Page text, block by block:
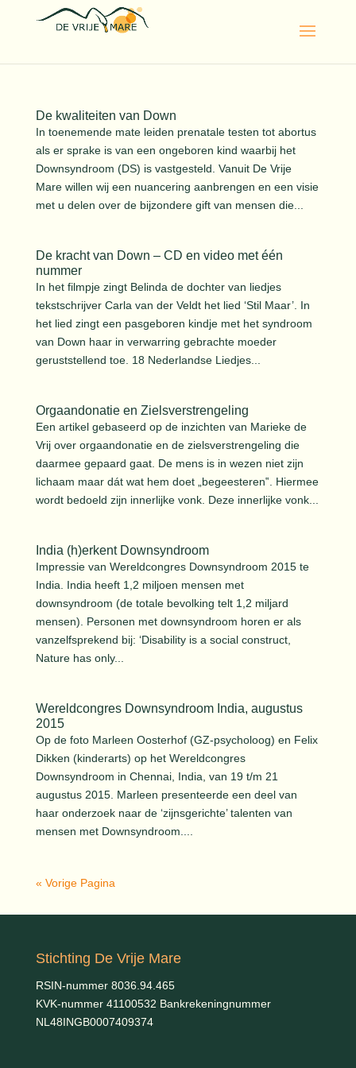
De kwaliteiten van Down
In toenemende mate leiden prenatale testen tot abortus
als er sprake is van een ongeboren kind waarbij het
Downsyndroom (DS) is vastgesteld. Vanuit De Vrije
Mare willen wij een nuancering aanbrengen en een visie
met u delen over de bijzondere gift van mensen die...
De kracht van Down – CD en video met één
nummer
In het filmpje zingt Belinda de dochter van liedjes
tekstschrijver Carla van der Veldt het lied ‘Stil Maar’. In
het lied zingt een pasgeboren kindje met het syndroom
van Down haar in verwarring gebrachte moeder
geruststellend toe. 18 Nederlandse Liedjes...
Orgaandonatie en Zielsverstrengeling
Een artikel gebaseerd op de inzichten van Marieke de
Vrij over orgaandonatie en de zielsverstrengeling die
daarmee gepaard gaat. De mens is in wezen niet zijn
lichaam maar dát wat hem doet „begeesteren‟. Hiermee
wordt bedoeld zijn innerlijke vonk. Deze innerlijke vonk...
India (h)erkent Downsyndroom
Impressie van Wereldcongres Downsyndroom 2015 te
India. India heeft 1,2 miljoen mensen met
downsyndroom (de totale bevolking telt 1,2 miljard
mensen). Personen met downsyndroom horen er als
vanzelfsprekend bij: ‘Disability is a social construct,
Nature has only...
Wereldcongres Downsyndroom India, augustus
2015
Op de foto Marleen Oosterhof (GZ-psycholoog) en Felix
Dikken (kinderarts) op het Wereldcongres
Downsyndroom in Chennai, India, van 19 t/m 21
augustus 2015. Marleen presenteerde een deel van
haar onderzoek naar de ‘zijnsgerichte’ talenten van
mensen met Downsyndroom....
« Vorige Pagina
Stichting De Vrije Mare
RSIN-nummer 8036.94.465
KVK-nummer 41100532 Bankrekeningnummer
NL48INGB0007409374